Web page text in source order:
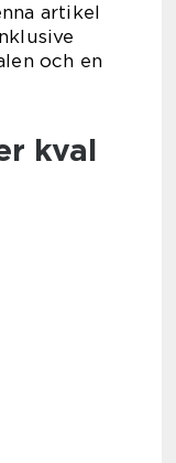
artikel
och en
kval